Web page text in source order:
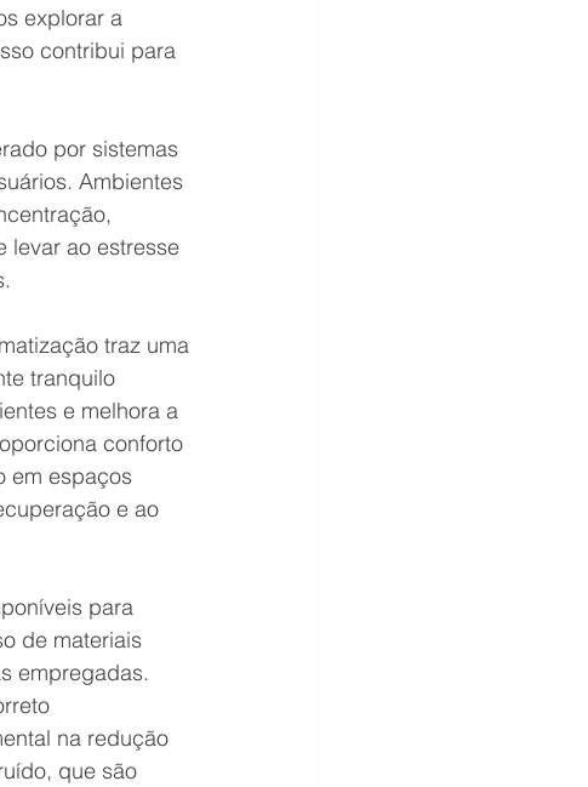
explorar a
contribui para
por sistemas
Ambientes
levar ao estresse
traz uma
tranquilo
e melhora a
conforto
em espaços
e ao
para
de materiais
empregadas.
na redução
que são